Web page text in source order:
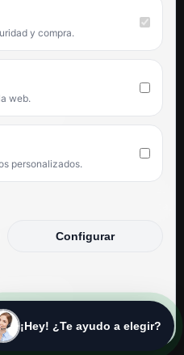
GOOGLE
y siempre dan respuesta.
¡Hey! ¿Te ayudo a elegir?
y compra.
web.
personalizados.
Configurar
todas